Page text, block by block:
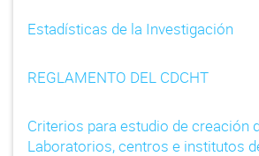
Estadísticas de la Investigación
REGLAMENTO DEL CDCHT
Criterios para estudio de creación
Laboratorios, centros e institutos